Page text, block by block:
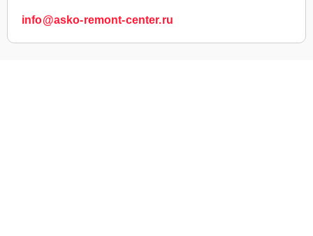
info@asko-remont-center.ru